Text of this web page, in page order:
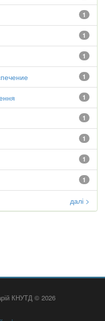
1
1
1
1
1
1
1
1
1
далі >
КНУТД © 2026